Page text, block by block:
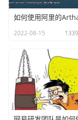
2、我们设置的限
空间大小限额
空间大小限额主要
是一样的，例如限
可以上传10000个
设置空间大小的话
2022-08-15